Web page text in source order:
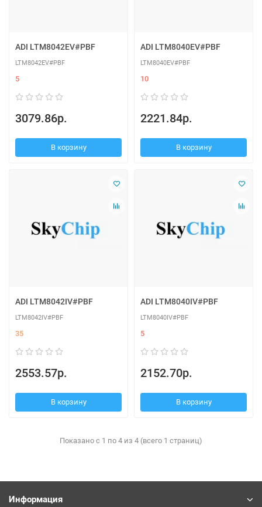
ADI LTM8042EV#PBF
LTM8042EV#PBF
5
3079.86р.
В корзину
ADI LTM8040EV#PBF
LTM8040EV#PBF
10
2221.84р.
В корзину
ADI LTM8042IV#PBF
LTM8042IV#PBF
35
2553.57р.
В корзину
ADI LTM8040IV#PBF
LTM8040IV#PBF
5
2152.70р.
В корзину
Показано с 1 по 4 из 4 (всего 1 страниц)
Информация